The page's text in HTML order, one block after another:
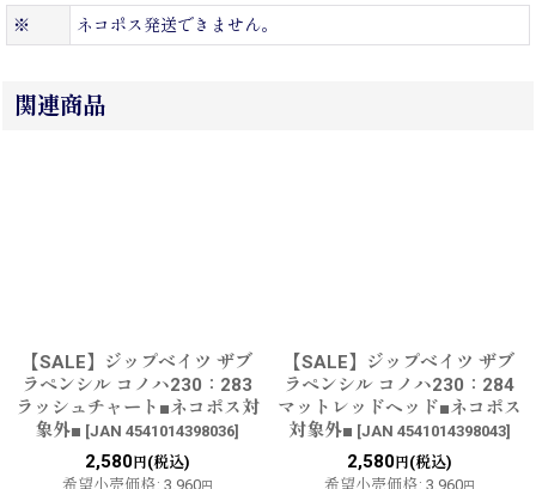
※ ネコポス発送できません。
関連商品
【SALE】ジップベイツ ザブ
ラペンシル コノハ230：283
ラッシュチャート■ネコポス対
象外■ [JAN 4541014398036]
2,580円(税込)
希望小売価格: 3,960円
【SALE】ジップベイツ ザブ
ラペンシル コノハ230：284
マットレッドヘッド■ネコポス
対象外■ [JAN 4541014398043]
2,580円(税込)
希望小売価格: 3,960円